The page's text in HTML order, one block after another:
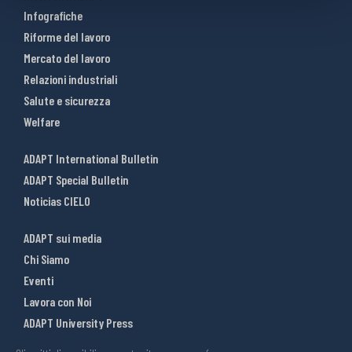
Infografiche
Riforme del lavoro
Mercato del lavoro
Relazioni industriali
Salute e sicurezza
Welfare
ADAPT International Bulletin
ADAPT Special Bulletin
Noticias CIELO
ADAPT sui media
Chi Siamo
Eventi
Lavora con Noi
ADAPT University Press